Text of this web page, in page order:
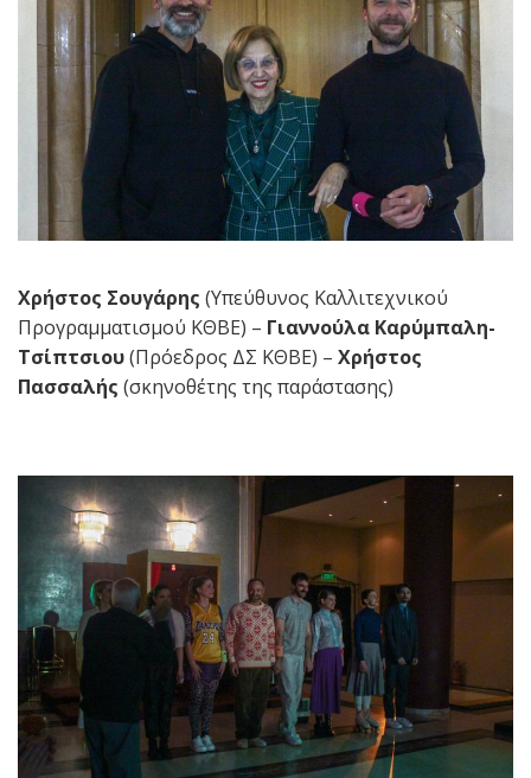
Χρήστος Σουγάρης (Υπεύθυνος Καλλιτεχνικού
Προγραμματισμού ΚΘΒΕ) – Γιαννούλα Καρύμπαλη-
Τσίπτσιου(Πρόεδρος ΔΣ ΚΘΒΕ) – Χρήστος
Πασσαλής (σκηνοθέτης της παράστασης)